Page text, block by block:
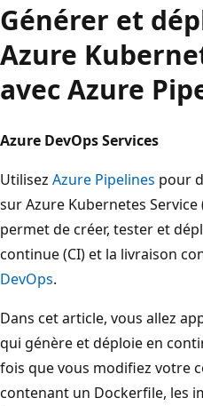
Générer et
Azure
avec Azure
Azure DevOps Services
Utilisez Azure Pipelines pour
sur Azure Kubernetes Service
permet de créer, tester et
continue (CI) et la livraison
DevOps.
Dans cet article, vous allez
qui génère et déploie en
fois que vous modifiez votre
contenant un Dockerfile, les